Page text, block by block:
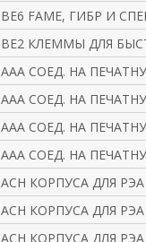
BE6 FAME, ГИБР И
BE2 КЛЕММЫ ДЛЯ
AAA СОЕД. НА
AAA СОЕД. НА
AAA СОЕД. НА
AAA СОЕД. НА
ACH КОРПУСА ДЛЯ РЭА
ACH КОРПУСА ДЛЯ РЭА
ACH КОРПУСА ДЛЯ РЭА